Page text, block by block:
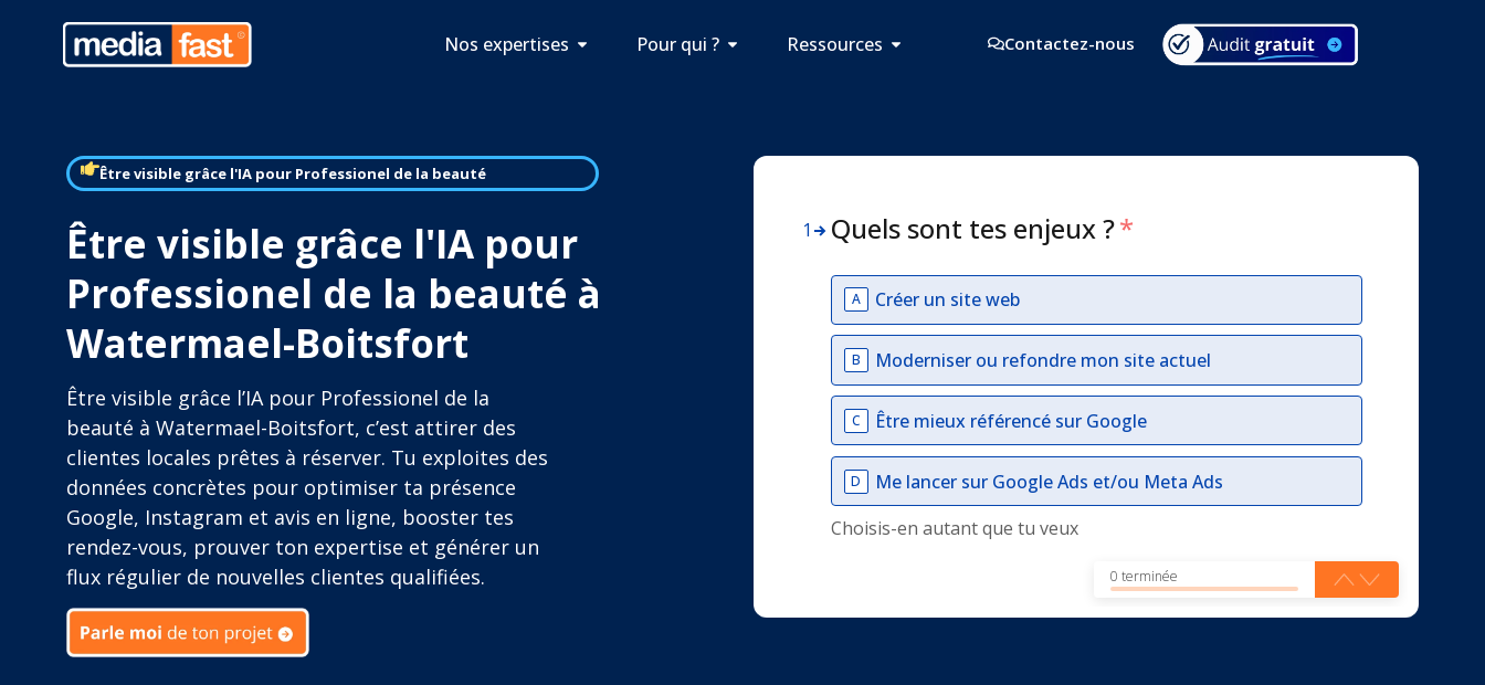
Nos expertises Pour qui ? Ressources Contactez-nous
Être visible grâce l'IA pour Professionel de la beauté
Être visible grâce l'IA pour
Professionel de la beauté à
Watermael-Boitsfort
Être visible grâce l’IA pour Professionel de la
beauté à Watermael-Boitsfort, c’est attirer des
clientes locales prêtes à réserver. Tu exploites des
données concrètes pour optimiser ta présence
Google, Instagram et avis en ligne, booster tes
rendez-vous, prouver ton expertise et générer un
flux régulier de nouvelles clientes qualifiées.
1 Quels sont tes enjeux ?*
A Créer un site web
B Moderniser ou refondre mon site actuel
C Être mieux référencé sur Google
D
Me lancer sur Google Ads et/ou Meta Ads
Choisis-en autant que tu veux
0 terminée